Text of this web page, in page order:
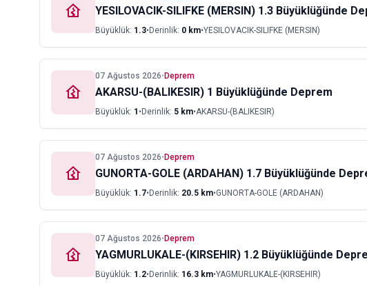
YESILOVACIK-SILIFKE (MERSIN) 1.3 Büyüklüğünde
Büyüklük: 1.3•Derinlik: 0 km•YESILOVACIK-SILIFKE (MERSIN)
07 Ağustos 2026• Deprem
AKARSU-(BALIKESIR) 1 Büyüklüğünde Deprem
Büyüklük: 1 •Derinlik: 5 km•AKARSU-(BALIKESIR)
07 Ağustos 2026• Deprem
GUNORTA-GOLE (ARDAHAN) 1.7 Büyüklüğünde
Büyüklük: 1.7•Derinlik: 20.5 km•GUNORTA-GOLE (ARDAHAN)
07 Ağustos 2026• Deprem
YAGMURLUKALE-(KIRSEHIR) 1.2 Büyüklüğünde
Büyüklük: 1.2•Derinlik: 16.3 km•YAGMURLUKALE-(KIRSEHIR)